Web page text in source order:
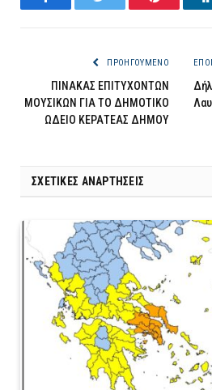
FacebookTwitter Pinterest
ΠΡΟΗΓΟΎΜΕΝΟ
ΠΙΝΑΚΑΣ ΕΠΙΤΥΧΟΝΤΩΝ
ΜΟΥΣΙΚΩΝ ΓΙΑ ΤΟ ΔΗΜΟΤΙΚΟ
ΩΔΕΙΟ ΚΕΡΑΤΕΑΣ ΔΗΜΟΥ
ΣΧΕΤΙΚΈΣ ΑΝΑΡΤΉΣΕΙΣ